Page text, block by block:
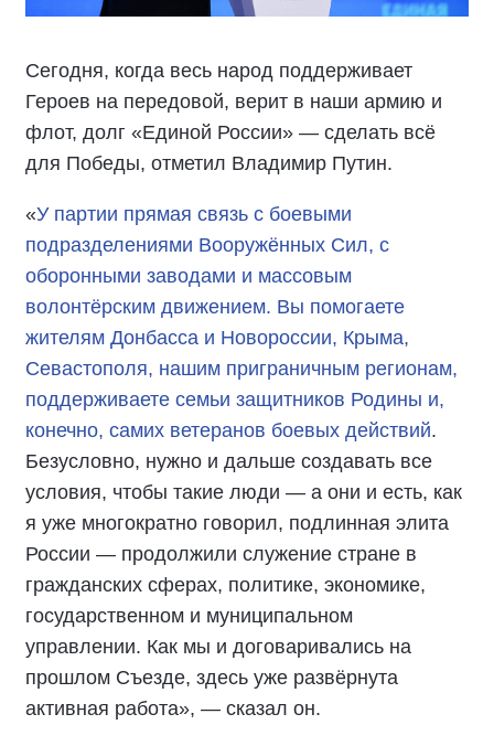
Сегодня, когда весь народ поддерживает
Героев на передовой, верит в наши армию и
флот, долг «Единой России» — сделать всё
для Победы, отметил Владимир Путин.
«У партии прямая связь с боевыми
подразделениями Вооружённых Сил, с
оборонными заводами и массовым
волонтёрским движением. Вы помогаете
жителям Донбасса и Новороссии, Крыма,
Севастополя, нашим приграничным регионам,
поддерживаете семьи защитников Родины и,
конечно, самих ветеранов боевых действий.
Безусловно, нужно и дальше создавать все
условия, чтобы такие люди — а они и есть, как
я уже многократно говорил, подлинная элита
России — продолжили служение стране в
гражданских сферах, политике, экономике,
государственном и муниципальном
управлении. Как мы и договаривались на
прошлом Съезде, здесь уже развёрнута
активная работа», — сказал он.